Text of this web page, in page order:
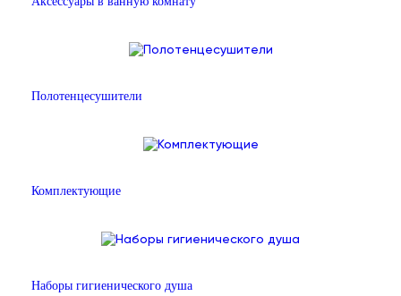
Полотенцесушители
Комплектующие
Наборы гигиенического душа